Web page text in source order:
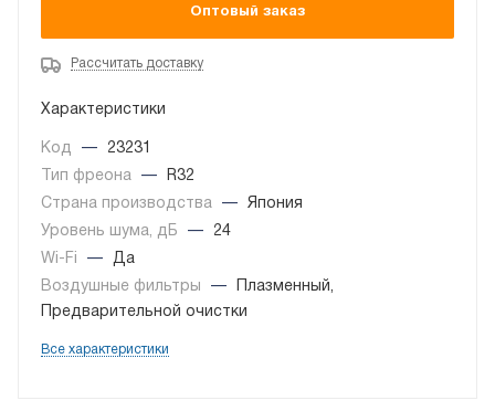
Оптовый заказ
Рассчитать доставку
Характеристики
Код —
23231
Тип фреона
—
R32
Страна производства
—
Япония
Уровень шума, дБ
—
24
Wi-Fi
—
Да
Воздушные фильтры
—
Плазменный,
Предварительной очистки
Все характеристики